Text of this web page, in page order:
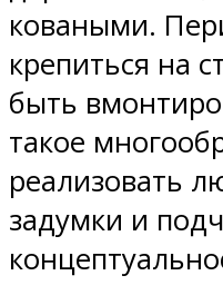
коваными.
крепиться на
быть
такое
реализовать
задумки и